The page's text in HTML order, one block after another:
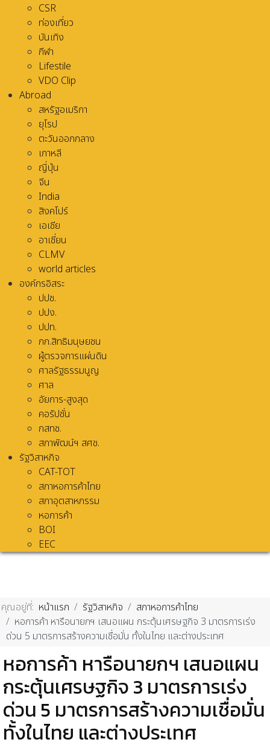
CSR
ท่องเที่ยว
บันเทิง
กีฬา
Lifestile
VDO Clip
Abroad
สหรัฐอเมริกา
ยุโรป
ตะวันออกกลาง
เกาหลี
ญี่ปุ่น
จีน
India
สิงคโปร์
เอเชีย
อาเชี่ยน
CLMV
world articles
องค์กรอิสระ
ปปช.
ปปง.
ปปท.
กก.สิทธิมนุษยชน
ผู้ตรวจการแผ่นดิน
ศาลรัฐธรรมนูญ
ศาล
อัยการ-สูงสุด
คอรัปชั่น
กสทช.
สภาพัฒน์ฯ สศช.
รัฐวิสาหกิจ
CAT-TOT
สภาหอการค้าไทย
สภาอุตสาหกรรม
หอการค้า
BOI
EEC
คุณอยู่ที่: หน้าแรก รัฐวิสาหกิจ
สภาหอการค้าไทย
หอการค้า หารือนายกฯ เสนอแผน กระตุ้นเศรษฐกิจ 3 มาตรการเร่ง
ด่วน 5 มาตรการสร้างความเชื่อมั่น ทั้งในไทย และต่างประเทศ
หอการค้า หารือนายกฯ เสนอแผน
กระตุ้นเศรษฐกิจ 3 มาตรการเร่ง
ด่วน 5 มาตรการสร้างความเชื่อมั่น
ทั้งในไทย และต่างประเทศ